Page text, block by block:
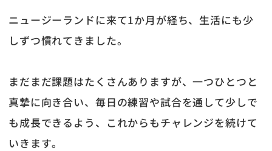
ニュージーランドに来て1か月が経ち、生活にも少
しずつ慣れてきました。
まだまだ課題はたくさんありますが、一つひとつと
真摯に向き合い、毎日の練習や試合を通して少しで
も成長できるよう、これからもチャレンジを続けて
いきます。